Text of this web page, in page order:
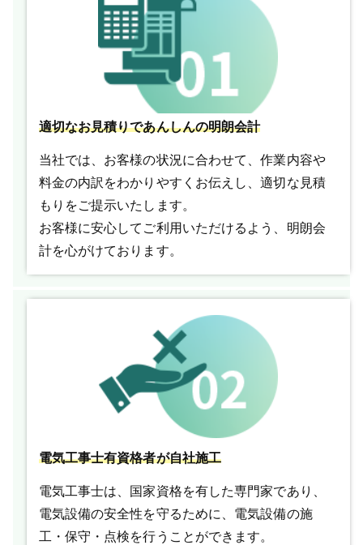
適切なお見積りであんしんの明朗会計
当社では、お客様の状況に合わせて、作業内容や
料金の内訳をわかりやすくお伝えし、適切な見積
もりをご提示いたします。
お客様に安心してご利用いただけるよう、明朗会
計を心がけております。
電気工事士有資格者が自社施工
電気工事士は、国家資格を有した専門家であり、
電気設備の安全性を守るために、電気設備の施
工・保守・点検を行うことができます。